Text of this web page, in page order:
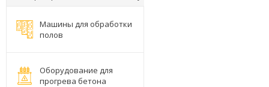
Машины для обработки
полов
Оборудование для
прогрева бетона